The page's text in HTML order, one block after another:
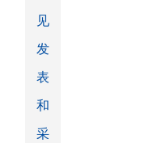
见
发
表
和
采